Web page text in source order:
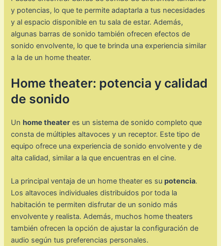
y potencias, lo que te permite adaptarla a tus necesidades
y al espacio disponible en tu sala de estar. Además,
algunas barras de sonido también ofrecen efectos de
sonido envolvente, lo que te brinda una experiencia similar
a la de un home theater.
Home theater: potencia y calidad
de sonido
Un home theater es un sistema de sonido completo que
consta de múltiples altavoces y un receptor. Este tipo de
equipo ofrece una experiencia de sonido envolvente y de
alta calidad, similar a la que encuentras en el cine.
La principal ventaja de un home theater es su potencia.
Los altavoces individuales distribuidos por toda la
habitación te permiten disfrutar de un sonido más
envolvente y realista. Además, muchos home theaters
también ofrecen la opción de ajustar la configuración de
audio según tus preferencias personales.